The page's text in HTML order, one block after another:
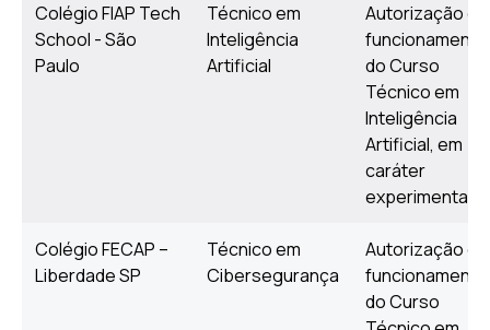
Colégio FIAP Tech
School - São
Paulo
Técnico em
Inteligência
Artificial
Autorização de
funcionamento
do Curso
Técnico em
Inteligência
Artificial, em
caráter
experimental
Colégio FECAP –
Liberdade SP
Técnico em
Cibersegurança
Autorização de
funcionamento
do Curso